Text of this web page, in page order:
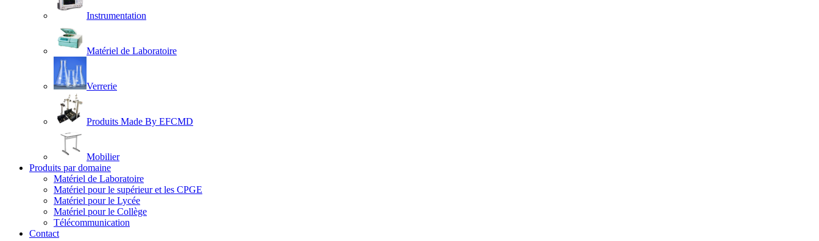
Instrumentation
Matériel de Laboratoire
Verrerie
Produits Made By EFCMD
Mobilier
Produits par domaine
Matériel de Laboratoire
Matériel pour le supérieur et les CPGE
Matériel pour le Lycée
Matériel pour le Collège
Télécommunication
Contact